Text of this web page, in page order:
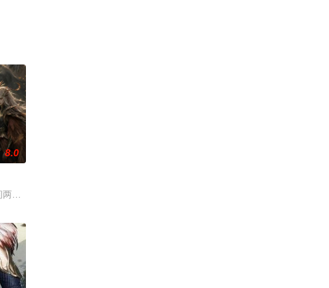
蜕变——她不再是被守护的少女，而是
入全民转职时代。 机遇之下暗流汹涌，深渊的魔族和龙族同样觊觎新世
8.0
界，由太极壁垒相隔，域外虚无异境滋生侵蚀神魂、扰乱秩序的暗紫色暗力；